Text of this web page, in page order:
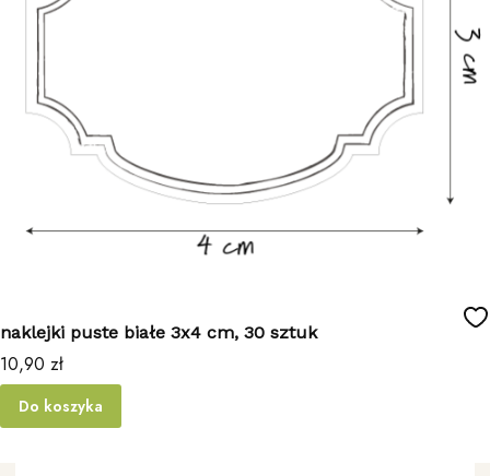
naklejki puste białe 3x4 cm, 30 sztuk
Cena
10,90 zł
Do koszyka